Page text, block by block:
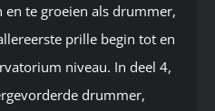
en te groeien als drummer,
prille begin tot en
niveau. In deel 4,
drummer,